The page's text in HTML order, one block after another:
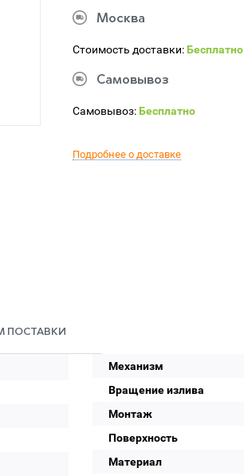
Москва
Стоимость доставки:Бесплатно
Самовывоз
Самовывоз:Бесплатно
Подробнее о доставке
ПОСТАВКИ
Механизм
Вращение излива
Монтаж
Поверхность
Материал